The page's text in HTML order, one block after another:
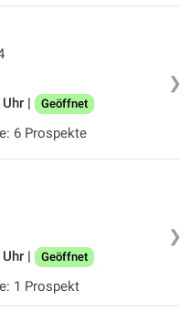
❯
|
Geöffnet
6 Prospekte
❯
|
Geöffnet
1 Prospekt